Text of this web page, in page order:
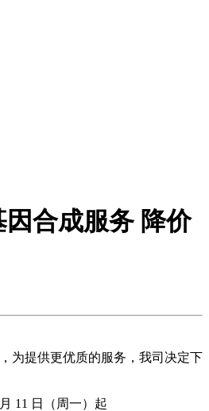
合成服务 降价
为提供更优质的服务，我司决定下
11 日（周一）起